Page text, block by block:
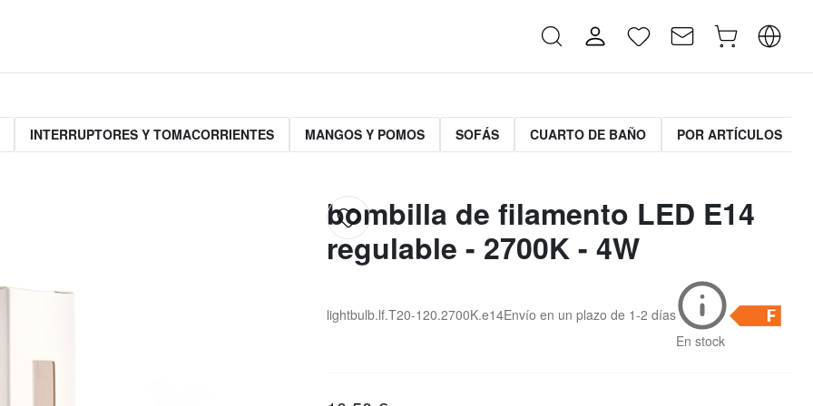
INTERRUPTORES Y TOMACORRIENTES MANGOS Y POMOS SOFÁS CUARTO DE BAÑO POR ARTÍCULOS
bombilla de filamento LED E14
regulable - 2700K - 4W
lightbulb.lf.T20-120.2700K.e14Envío en un plazo de 1-2 días
En stock